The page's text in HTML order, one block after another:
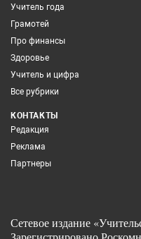
Учитель года
Грамотей
Про финансы
Здоровье
Учитель и цифра
Все рубрики
КОНТАКТЫ
Редакция
Реклама
Партнеры
Сетевое издание